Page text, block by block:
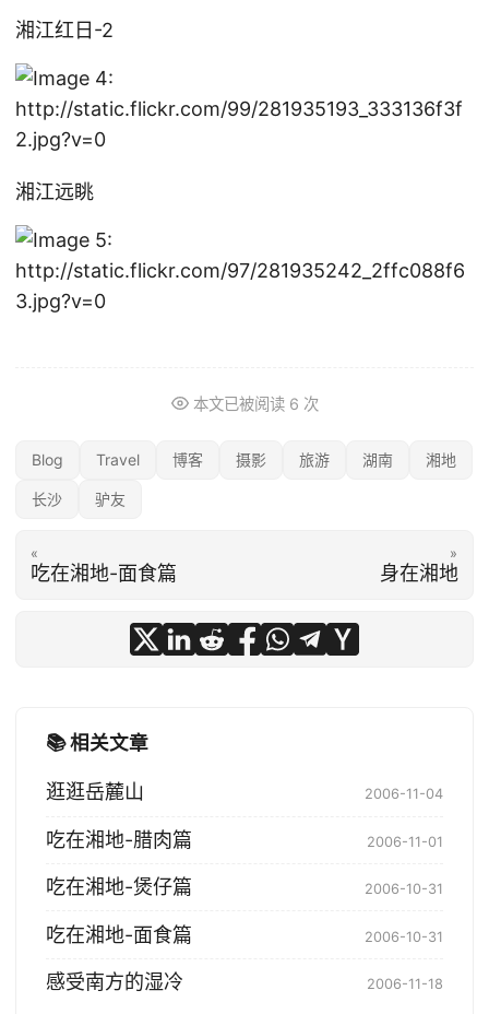
湘江红日-2
湘江远眺
本文已被阅读 6 次
Blog Travel 博客 摄影 旅游 湖南 湘地
长沙 驴友
«
吃在湘地-面食篇
»
身在湘地
📚 相关文章
逛逛岳麓山 2006-11-04
吃在湘地-腊肉篇 2006-11-01
吃在湘地-煲仔篇 2006-10-31
吃在湘地-面食篇 2006-10-31
感受南方的湿冷 2006-11-18